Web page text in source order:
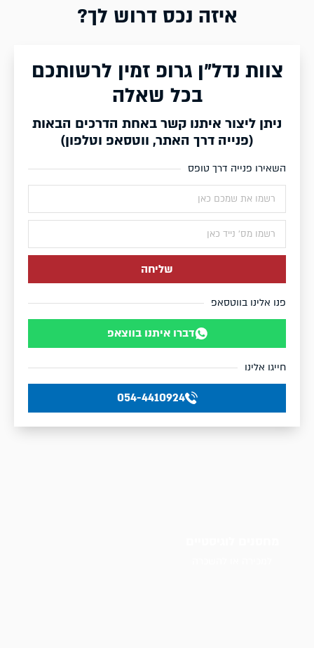
איזה נכס דרוש לך?
צוות נדל״ן גרופ זמין לרשותכם
בכל שאלה
ניתן ליצור איתנו קשר באחת הדרכים הבאות
(פנייה דרך האתר, ווטסאפ וטלפון)
השאירו פנייה דרך טופס
שליחה
פנו אלינו בווטסאפ
דברו איתנו בווצאפ
חייגו אלינו
054-4410924